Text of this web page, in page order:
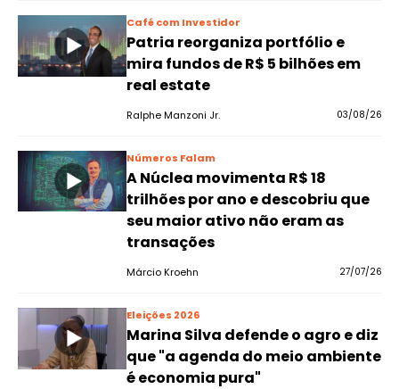
Café com Investidor
Patria reorganiza portfólio e
mira fundos de R$ 5 bilhões em
real estate
Ralphe Manzoni Jr. 03/08/26
Números Falam
A Núclea movimenta R$ 18
trilhões por ano e descobriu que
seu maior ativo não eram as
transações
Márcio Kroehn 27/07/26
Eleições 2026
Marina Silva defende o agro e diz
que "a agenda do meio ambiente
é economia pura"